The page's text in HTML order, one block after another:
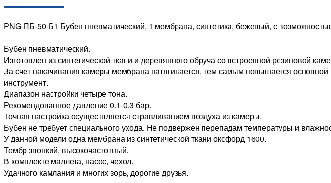
PNG-ПБ-50-Б1 Бубен пневматический, 1 мембрана, синтетика, бежевый, с
Бубен пневматический.
Изготовлен из синтетической ткани и деревянного обруча со встроенной резиновой
За счёт накачивания камеры мембрана натягивается, тем самым повышается
инструмент.
Диапазон настройки четыре тона.
Рекомендованное давление 0.1-0.3 бар.
Точная настройка осуществляется стравливанием воздуха из камеры.
Бубен не требует специального ухода. Не подвержен перепадам температуры и
У данной модели одна мембрана из синтетической ткани оксфорд 1600.
Тембр звонкий, высокочастотный.
В комплекте маллета, насос, чехол.
Удачного камлания и многих зорь, дорогие друзья.